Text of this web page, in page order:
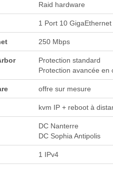
Raid hardware
1 Port 10 GigaEthernet
250 Mbps
Protection standard
Protection avancée en
offre sur mesure
kvm IP + reboot à
DC Nanterre
DC Sophia Antipolis
1 IPv4